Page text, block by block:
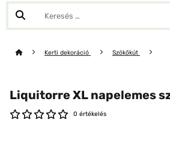
Kerti dekoráció Szökőkút
Liquitorre XL napelemes
0 értékelés